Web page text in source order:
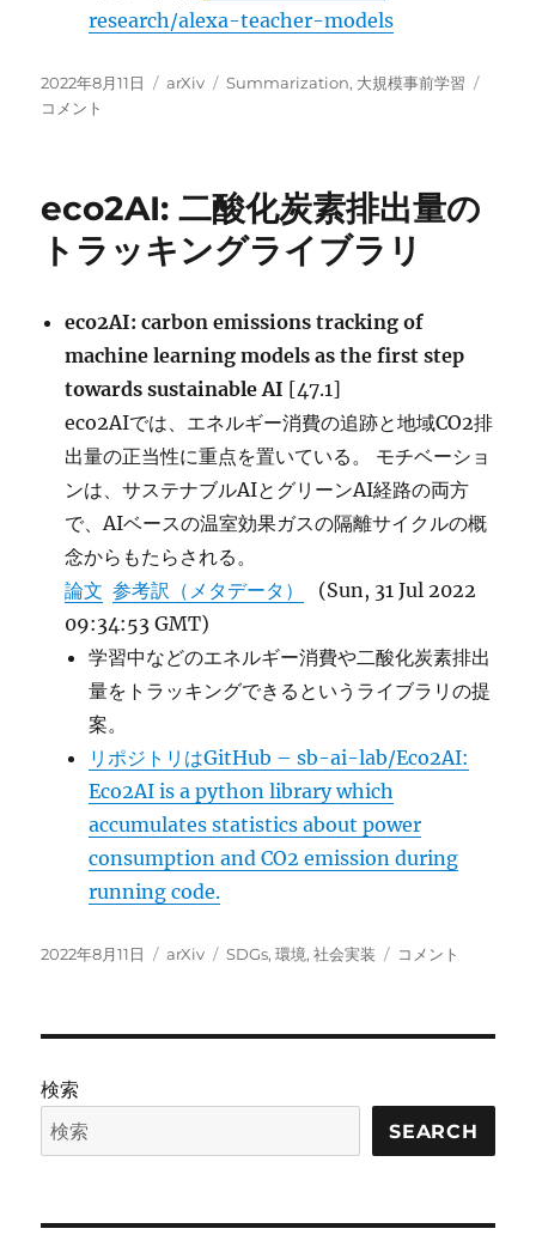
research/alexa-teacher-models
投
稿
2022年8月11日
カ
arXiv
タ
Summarization, 大規模事前学習
コメント
eco2AI: 二酸化炭素排出量の
トラッキングライブラリ
eco2AI: carbon emissions tracking of
machine learning models as the first step
towards sustainable AI [47.1]
eco2AIでは、エネルギー消費の追跡と地域CO2排
出量の正当性に重点を置いている。 モチベーショ
ンは、サステナブルAIとグリーンAI経路の両方
で、AIベースの温室効果ガスの隔離サイクルの概
念からもたらされる。
論文 参考訳（メタデータ）
(Sun, 31 Jul 2022
09:34:53 GMT)
学習中などのエネルギー消費や二酸化炭素排出
量をトラッキングできるというライブラリの提
案。
リポジトリはGitHub – sb-ai-lab/Eco2AI:
Eco2AI is a python library which
accumulates statistics about power
consumption and CO2 emission during
running code.
投
2022年8月11日
カ
arXiv
タ
SDGs,環境,社会実装
eco2AI:
排
出
量
ラ
コメント
検索
SEARCH